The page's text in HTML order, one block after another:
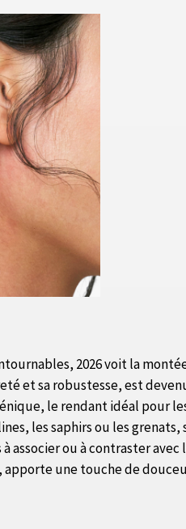
2026 voit la
et sa robustesse, est
le rendant idéal pour
les saphirs ou les grenats,
associer ou à contraster
apporte une touche de